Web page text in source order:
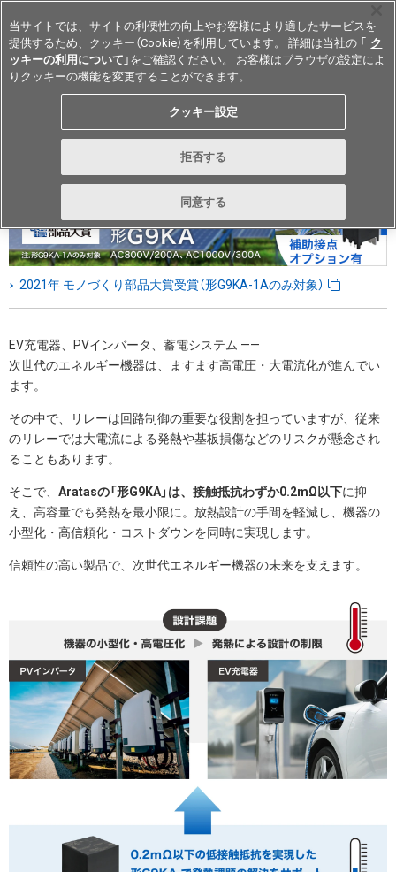
Japan
2021年 モノづくり部品大賞受賞（形G9KA-1Aのみ対象）
EV充電器、PVインバータ、蓄電システム ——
次世代のエネルギー機器は、ますます高電圧・大電流化が進んでい
ます。
その中で、リレーは回路制御の重要な役割を担っていますが、従来
のリレーでは大電流による発熱や基板損傷などのリスクが懸念され
ることもあります。
そこで、 Aratasの「形G9KA」は、接触抵抗わずか0.2mΩ以下に抑
え、高容量でも発熱を最小限に。放熱設計の手間を軽減し、機器の
小型化・高信頼化・コストダウンを同時に実現します。
信頼性の高い製品で、次世代エネルギー機器の未来を支えます。
当サイトでは、サイトの利便性の向上やお客様により適したサービスを
提供するため、クッキー（Cookie）を利用しています。 詳細は当社の 「 ク
ッキーの利用について 」をご確認ください。 お客様はブラウザの設定によ
りクッキーの機能を変更することができます。
クッキー設定
拒否する
同意する